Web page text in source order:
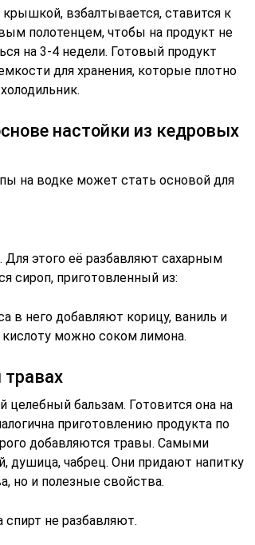
взбалтывается, ставится к
полотенцем, чтобы на продукт не
на 3-4 недели. Готовый продукт
для хранения, которые плотно
настойки из кедровых
на водке может стать основой для
Для этого её разбавляют сахарным
сироп, приготовленный из:
в него добавляют корицу, ваниль и
можно соком лимона.
травах
целебный бальзам. Готовится она на
приготовлению продукта по
добавляются травы. Самыми
душица, чабрец. Они придают напитку
но и полезные свойства.
спирт не разбавляют.